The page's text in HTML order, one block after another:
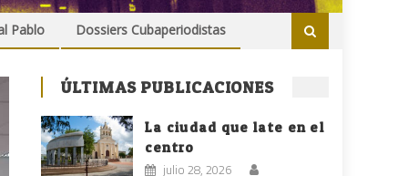
Pablo Dossiers Cubaperiodistas
ÚLTIMAS PUBLICACIONES
La ciudad que late en el
centro
julio 28, 2026